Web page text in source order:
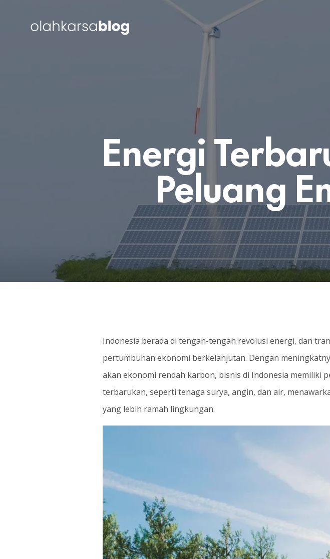
Energi
Peluang
Indonesia berada di tengah-tengah revolusi energi, dan
pertumbuhan ekonomi berkelanjutan. Dengan
akan ekonomi rendah karbon, bisnis di Indonesia memiliki
terbarukan, seperti tenaga surya, angin, dan air,
yang lebih ramah lingkungan.